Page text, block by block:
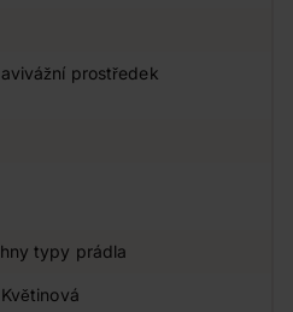
prostředek
typy prádla